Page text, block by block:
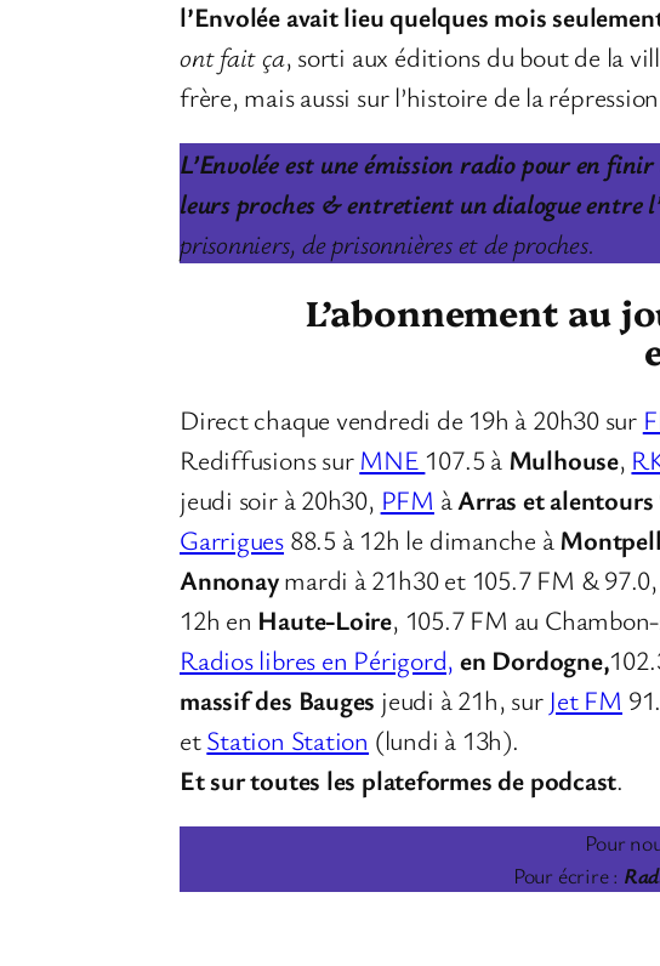
l’Envolée avait lieu quelques mois
ont fait ça, sorti aux éditions du bout de la
frère, mais aussi sur l’histoire de la
L’Envolée est une émission radio pour en
leurs proches & entretient un dialogue entre
prisonniers, de prisonnières et de proches.
L’abonnement au
Direct chaque vendredi de 19h à 20h30 sur
Rediffusions sur MNE 107.5 à Mulhouse,
jeudi soir à 20h30, PFM à Arras et alentours
Garrigues 88.5 à 12h le dimanche à
Annonaymardi à 21h30 et 105.7 FM & 97.0,
12h en Haute-Loire, 105.7 FM au
Radios libres en Périgord, en Dordogne,
massif des Bauges jeudi à 21h, sur Jet FM
etStation Station (lundi à 13h).
Et sur toutes les plateformes de podcast.
Pour
Pour écrire :